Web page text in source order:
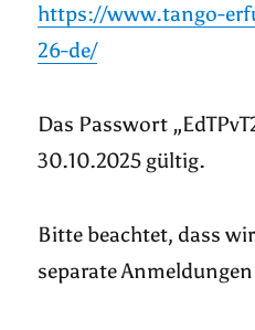
https://www.tango-
26-de/
Das Passwort
30.10.2025 gültig.
Bitte beachtet, dass
separate